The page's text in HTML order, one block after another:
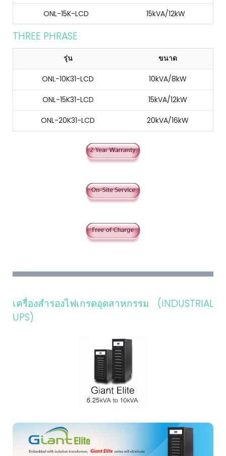
ONL-15K-LCD 15kVA/12kW
THREE PHRASE
รุ่น ขนาด
ONL-10K31-LCD 10kVA/8kW
ONL-15K31-LCD 15kVA/12kW
ONL-20K31-LCD 20kVA/16kW
เครื่องสำรองไฟเกรดอุตสาหกรรม (INDUSTRIAL
UPS)